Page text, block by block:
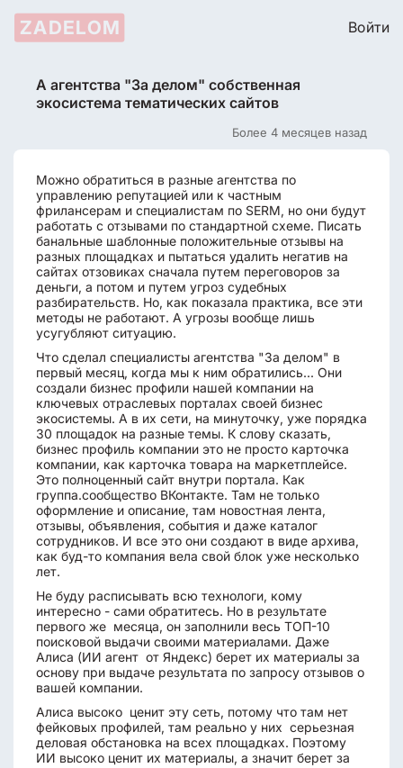
ZADELOM Войти
А агентства "За делом" собственная
экосистема тематических сайтов
Более 4 месяцев назад
Можно обратиться в разные агентства по
управлению репутацией или к частным
фрилансерам и специалистам по SERM, но они будут
работать с отзывами по стандартной схеме. Писать
банальные шаблонные положительные отзывы на
разных площадках и пытаться удалить негатив на
сайтах отзовиках сначала путем переговоров за
деньги, а потом и путем угроз судебных
разбирательств. Но, как показала практика, все эти
методы не работают. А угрозы вообще лишь
усугубляют ситуацию.
Что сделал специалисты агентства "За делом" в
первый месяц, когда мы к ним обратились... Они
создали бизнес профили нашей компании на
ключевых отраслевых порталах своей бизнес
экосистемы. А в их сети, на минуточку, уже порядка
30 площадок на разные темы. К слову сказать,
бизнес профиль компании это не просто карточка
компании, как карточка товара на маркетплейсе.
Это полноценный сайт внутри портала. Как
группа.сообщество ВКонтакте. Там не только
оформление и описание, там новостная лента,
отзывы, объявления, события и даже каталог
сотрудников. И все это они создают в виде архива,
как буд-то компания вела свой блок уже несколько
лет.
Не буду расписывать всю технологи, кому
интересно - сами обратитесь. Но в результате
первого же месяца, он заполнили весь ТОП-10
поисковой выдачи своими материалами. Даже
Алиса (ИИ агент от Яндекс) берет их материалы за
основу при выдаче результата по запросу отзывов о
вашей компании.
Алиса высоко ценит эту сеть, потому что там нет
фейковых профилей, там реально у них серьезная
деловая обстановка на всех площадках. Поэтому
ИИ высоко ценит их материалы, а значит берет за